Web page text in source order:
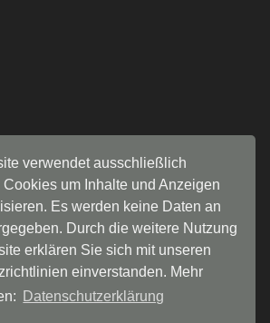
verwendet ausschließlich
um Inhalte und Anzeigen
Es werden keine Daten an
Durch die weitere Nutzung
erklären Sie sich mit unseren
einverstanden. Mehr
Datenschutzerklärung